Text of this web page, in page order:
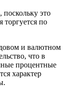
это
торгуется по
и валютном
что в
процентные
характер